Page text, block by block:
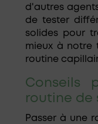
d'autres
de tester
solides pour
mieux à notre
routine
Conseils
routine de
Passer à une